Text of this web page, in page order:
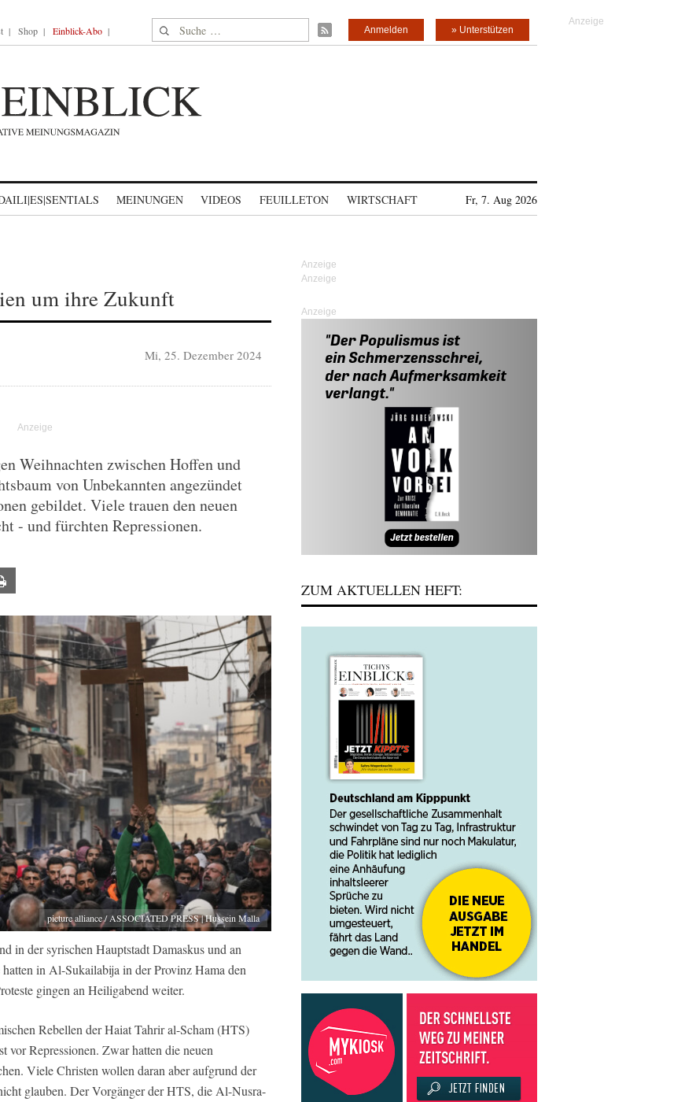
Shop Einblick-Abo Suche nach: » Unterstützen
Anmelden
MEINUNGEN VIDEOS FEUILLETON WIRTSCHAFT Fr, 7. Aug 2026
um ihre Zukunft
Mi, 25. Dezember 2024
Weihnachten zwischen Hoffen und
von Unbekannten angezündet
gebildet. Viele trauen den neuen
- und fürchten Repressionen.
picture alliance / ASSOCIATED PRESS | Hussein Malla
in der syrischen Hauptstadt Damaskus und an
in Al-Sukailabija in der Provinz Hama den
gingen an Heiligabend weiter.
Rebellen der Haiat Tahrir al-Scham (HTS)
vor Repressionen. Zwar hatten die neuen
Viele Christen wollen daran aber aufgrund der
glauben. Der Vorgänger der HTS, die Al-Nusra-
Anzeige
ZUM AKTUELLEN HEFT: